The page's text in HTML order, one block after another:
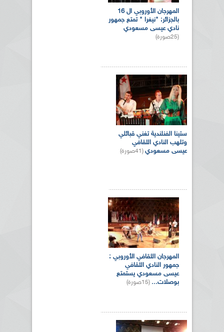
المهرجان الأوروبي ال 16
بالجزائر: "نيغرا " تمتع جمهور
نادي عيسى مسعودي
(25صورة)
ستينا الفنلندية تغني قبائلي
وتلهب النادي الثقافي
عيسى مسعودي (41صورة)
المهرجان الثقافي الأوروبي :
جمهور النادي الثقافي
عيسى مسعودي يستمتع
بوصلات... (15صورة)